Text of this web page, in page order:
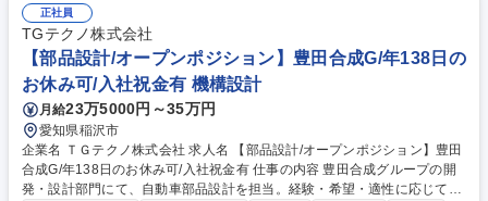
ブル対応・保守・障害対応 【求める人物像】柔軟性を持ち、ユーザーの声
に耳を傾けられる方 募集職種 【清須/システム開発】年138日前後のお休
み可/入社祝金有/フレックス/豊田合成G
正社員
TGテクノ株式会社
【部品設計/オープンポジション】豊田合成G/年138日の
お休み可/入社祝金有 機構設計
月給23万5000円～35万円
愛知県稲沢市
企業名 ＴＧテクノ株式会社 求人名 【部品設計/オープンポジション】豊田
合成G/年138日のお休み可/入社祝金有 仕事の内容 豊田合成グループの開
発・設計部門にて、自動車部品設計を担当。経験・希望・適性に応じて最